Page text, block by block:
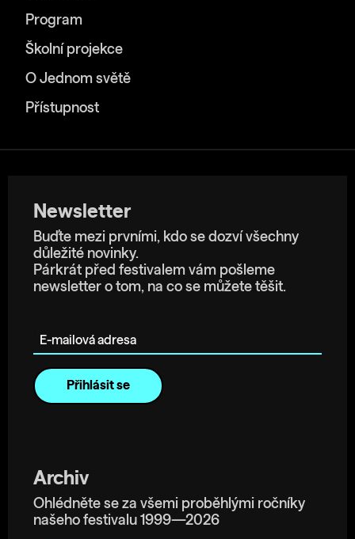
Program
Školní projekce
O Jednom světě
Přístupnost
Newsletter
Buďte mezi prvními, kdo se dozví všechny
důležité novinky.
Párkrát před festivalem vám pošleme
newsletter o tom, na co se můžete těšit.
Archiv
Ohlédněte se za všemi proběhlými ročníky
našeho festivalu 1999—2026